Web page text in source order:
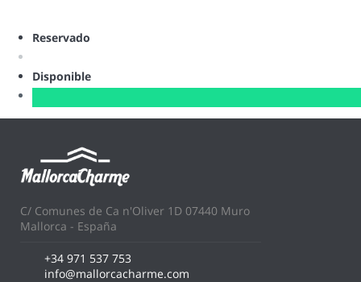
Reservado
Disponible
C/ Comunes de Ca n'Oliver 1D 07440 Muro
Mallorca - España
+34 971 537 753
info@mallorcacharme.com